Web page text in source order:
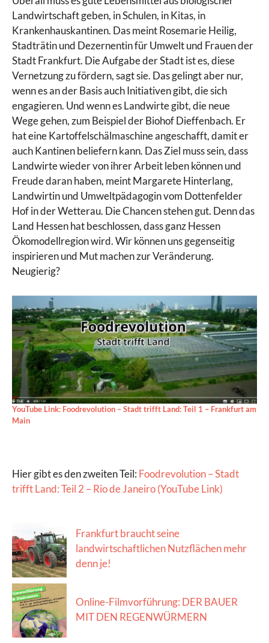
Landwirtschaft geben, in Schulen, in Kitas, in
Krankenhauskantinen. Das meint Rosemarie Heilig,
Stadträtin und Dezernentin für Umwelt und Frauen der
Stadt Frankfurt. Die Aufgabe der Stadt ist es, diese
Vernetzung zu fördern, sagt sie. Das gelingt aber nur,
wenn es an der Basis auch Initiativen gibt, die sich
engagieren. Und wenn es Landwirte gibt, die neue
Wege gehen, zum Beispiel der Biohof Dieffenbach. Er
hat eine Kartoffelschälmaschine angeschafft, damit er
auch Kantinen beliefern kann. Das Ziel muss sein, dass
Landwirte wieder von ihrer Arbeit leben können und
Freude daran haben, meint Margarete Hinterlang,
Landwirtin und Umweltpädagogin vom Dottenfelder
Hof in der Wetterau. Die Chancen stehen gut. Denn das
Land Hessen hat beschlossen, dass ganz Hessen
Ökomodellregion wird. Wir können uns gegenseitig
inspirieren und Mut machen zur Veränderung.
Neugierig?
YouTube Link: Foodrevolution – Stadt trifft Land: Teil 1 – Frankfurt am
Main
Hier gibt es den zweiten Teil: Foodrevolution – Stadt
trifft Land: Teil 2 – Rio de Janeiro (YouTube Link)
Frankfurt braucht seine
landwirtschaftlichen Nutzflächen mehr
denn je!
Online-Filmvorführung: DER BAUER
MIT DEN REGENWÜRMERN